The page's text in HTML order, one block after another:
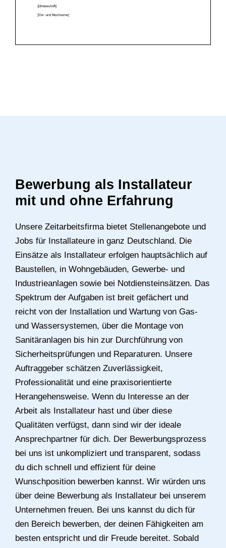
Bewerbung als Installateur
mit und ohne Erfahrung
Unsere Zeitarbeitsfirma bietet Stellenangebote und
Jobs für Installateure in ganz Deutschland. Die
Einsätze als Installateur erfolgen hauptsächlich auf
Baustellen, in Wohngebäuden, Gewerbe- und
Industrieanlagen sowie bei Notdiensteinsätzen. Das
Spektrum der Aufgaben ist breit gefächert und
reicht von der Installation und Wartung von Gas-
und Wassersystemen, über die Montage von
Sanitäranlagen bis hin zur Durchführung von
Sicherheitsprüfungen und Reparaturen. Unsere
Auftraggeber schätzen Zuverlässigkeit,
Professionalität und eine praxisorientierte
Herangehensweise. Wenn du Interesse an der
Arbeit als Installateur hast und über diese
Qualitäten verfügst, dann sind wir der ideale
Ansprechpartner für dich. Der Bewerbungsprozess
bei uns ist unkompliziert und transparent, sodass
du dich schnell und effizient für deine
Wunschposition bewerben kannst. Wir würden uns
über deine Bewerbung als Installateur bei unserem
Unternehmen freuen. Bei uns kannst du dich für
den Bereich bewerben, der deinen Fähigkeiten am
besten entspricht und dir Freude bereitet. Sobald